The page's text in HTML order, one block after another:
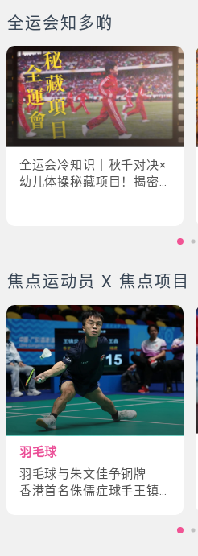
全运会知多啲
全运会冷知识｜秋千对决×
幼儿体操秘藏项目！揭密
焦点运动员 X 焦点项目
羽毛球
羽毛球与朱文佳争铜牌
香港首名侏儒症球手王镇